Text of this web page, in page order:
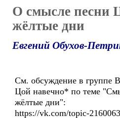
О смысле песни
жёлтые дни
Евгений Обухов-
См. обсуждение в группе
Цой навечно* по теме
жёлтые дни":
https://vk.com/topic-